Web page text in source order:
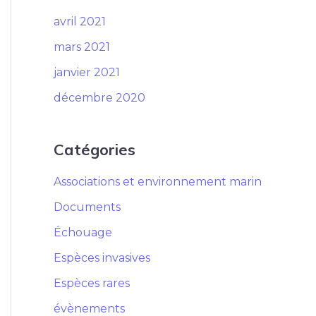
avril 2021
mars 2021
janvier 2021
décembre 2020
Catégories
Associations et environnement marin
Documents
Échouage
Espèces invasives
Espèces rares
évènements